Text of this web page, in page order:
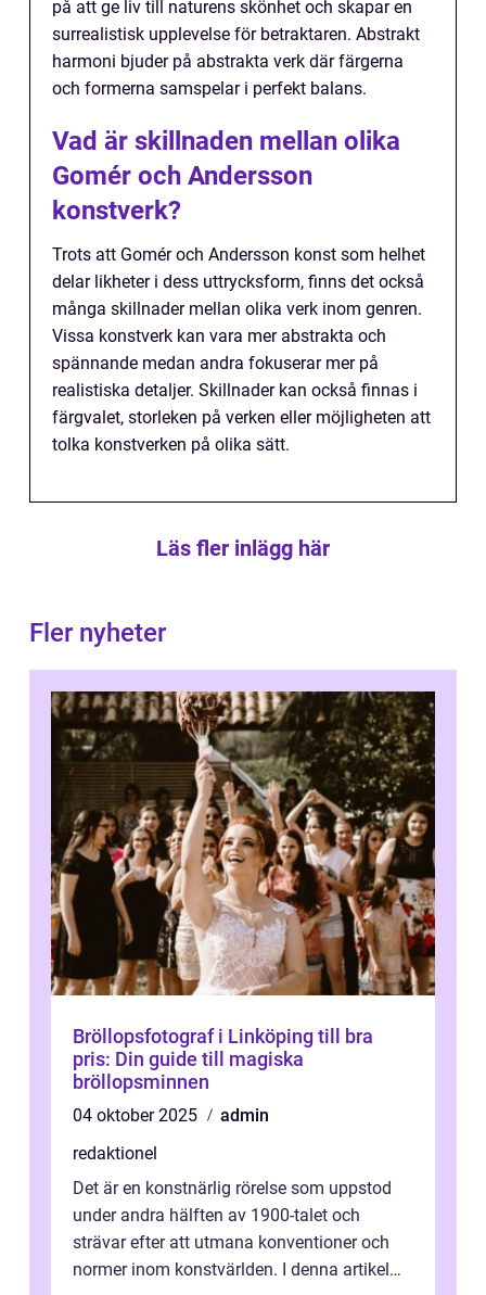
på att ge liv till naturens skönhet och skapar en
surrealistisk upplevelse för betraktaren. Abstrakt
harmoni bjuder på abstrakta verk där färgerna
och formerna samspelar i perfekt balans.
Vad är skillnaden mellan olika
Gomér och Andersson
konstverk?
Trots att Gomér och Andersson konst som helhet
delar likheter i dess uttrycksform, finns det också
många skillnader mellan olika verk inom genren.
Vissa konstverk kan vara mer abstrakta och
spännande medan andra fokuserar mer på
realistiska detaljer. Skillnader kan också finnas i
färgvalet, storleken på verken eller möjligheten att
tolka konstverken på olika sätt.
Läs fler inlägg här
Fler nyheter
Bröllopsfotograf i Linköping till bra
pris: Din guide till magiska
bröllopsminnen
04 oktober 2025
admin
redaktionel
Det är en konstnärlig rörelse som uppstod
under andra hälften av 1900-talet och
strävar efter att utmana konventioner och
normer inom konstvärlden. I denna artikel